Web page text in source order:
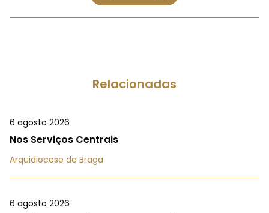
Relacionadas
6 agosto 2026
Nos Serviços Centrais
Arquidiocese de Braga
6 agosto 2026